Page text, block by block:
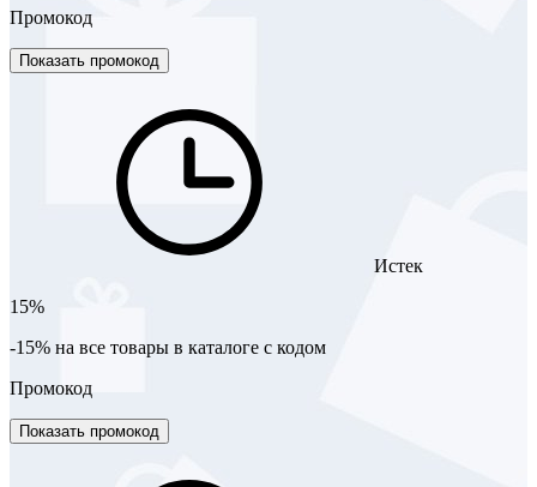
Промокод
Показать промокод
Истек
15%
-15% на все товары в каталоге с кодом
Промокод
Показать промокод